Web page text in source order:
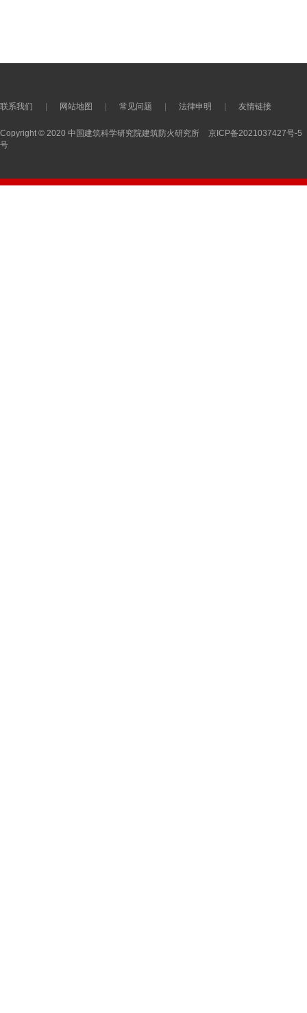
联系我们 网站地图 常见问题 法律申明 友情链接
Copyright © 2020 中国建筑科学研究院建筑防火研究所
京ICP备2021037427号-5
号